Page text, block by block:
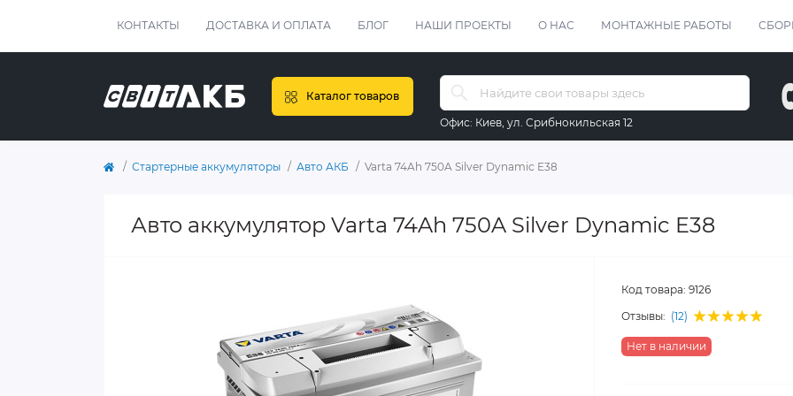
КОНТАКТЫ ДОСТАВКА И ОПЛАТА БЛОГ НАШИ ПРОЕКТЫ О НАС МОНТАЖНЫЕ РАБОТЫ
Каталог товаров
Офис: Киев, ул. Срибнокильская 12
Стартерные аккумуляторы Авто АКБ Varta 74Ah 750A Silver Dynamic E38
Авто аккумулятор Varta 74Ah 750A Silver Dynamic E38
Код товара: 9126
Отзывы: (12)
Нет в наличии